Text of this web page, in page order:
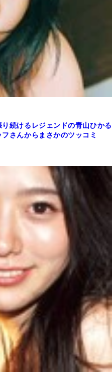
続けるレジェンドの青山ひかる
さんからまさかのツッコミ